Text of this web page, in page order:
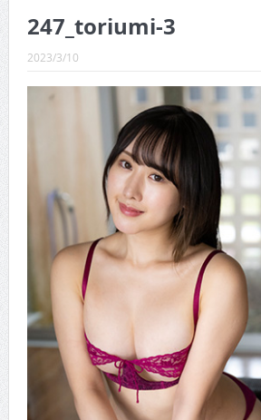
CINEMA×STYLE 290号
CINEMA×STYLE 289号
CINEMA×STYLE 288号
CINEMA×STYLE 287号
CINEMA×STYLE 286号
CINEMA×STYLE 285号
CINEMA×STYLE 294号
247_toriumi-3
2023/3/10